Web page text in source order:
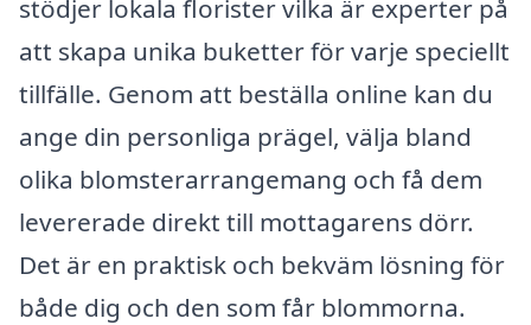
stödjer lokala florister vilka är experter på
att skapa unika buketter för varje speciellt
tillfälle. Genom att beställa online kan du
ange din personliga prägel, välja bland
olika blomsterarrangemang och få dem
levererade direkt till mottagarens dörr.
Det är en praktisk och bekväm lösning för
både dig och den som får blommorna.